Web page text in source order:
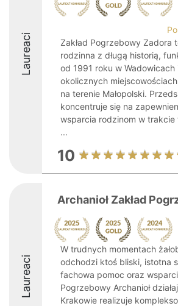
Laureaci
Zakład Pogrzebowy Zadora
rodzinna z długą historią,
od 1991 roku w Wadowicach
okolicznych
na terenie Małopolski.
koncentruje się na
wsparcia rodzinom w
...
10
Laureaci
Archanioł Zakład
W trudnych momentach
odchodzi ktoś bliski, istotna
fachowa pomoc oraz
Pogrzebowy Archanioł
Krakowie realizuje